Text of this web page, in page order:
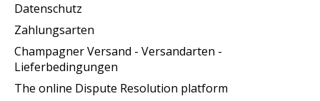
Datenschutz
Zahlungsarten
Champagner Versand - Versandarten -
Lieferbedingungen
The online Dispute Resolution platform